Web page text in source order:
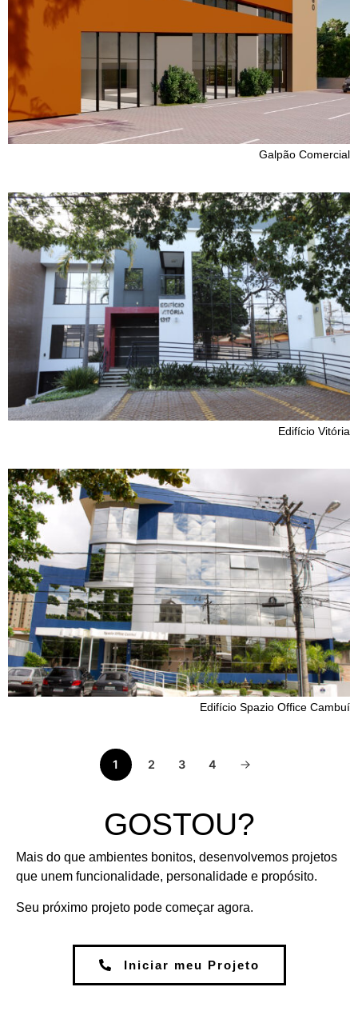
Galpão Comercial
Edifício Vitória
Edifício Spazio Office Cambuí
1 2 3 4
GOSTOU?
Mais do que ambientes bonitos, desenvolvemos projetos
que unem funcionalidade, personalidade e propósito.
Seu próximo projeto pode começar agora.
Iniciar meu Projeto